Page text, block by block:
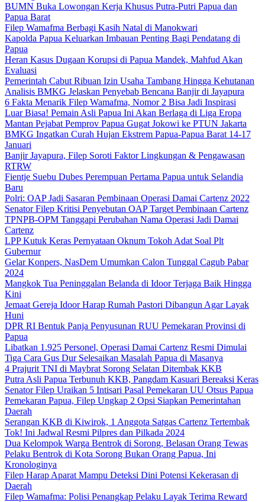
BUMN Buka Lowongan Kerja Khusus Putra-Putri Papua dan
Papua Barat
Filep Wamafma Berbagi Kasih Natal di Manokwari
Kapolda Papua Keluarkan Imbauan Penting Bagi Pendatang di
Papua
Heran Kasus Dugaan Korupsi di Papua Mandek, Mahfud Akan
Evaluasi
Pemerintah Cabut Ribuan Izin Usaha Tambang Hingga Kehutanan
Analisis BMKG Jelaskan Penyebab Bencana Banjir di Jayapura
6 Fakta Menarik Filep Wamafma, Nomor 2 Bisa Jadi Inspirasi
Luar Biasa! Pemain Asli Papua Ini Akan Berlaga di Liga Eropa
Mantan Pejabat Pemprov Papua Gugat Jokowi ke PTUN Jakarta
BMKG Ingatkan Curah Hujan Ekstrem Papua-Papua Barat 14-17
Januari
Banjir Jayapura, Filep Soroti Faktor Lingkungan & Pengawasan
RTRW
Fientje Suebu Dubes Perempuan Pertama Papua untuk Selandia
Baru
Polri: OAP Jadi Sasaran Pembinaan Operasi Damai Cartenz 2022
Senator Filep Kritisi Penyebutan OAP Target Pembinaan Cartenz
TPNPB-OPM Tanggapi Perubahan Nama Operasi Jadi Damai
Cartenz
LPP Kutuk Keras Pernyataan Oknum Tokoh Adat Soal Plt
Gubernur
Gelar Konpers, NasDem Umumkan Calon Tunggal Cagub Pabar
2024
Mangkok Tua Peninggalan Belanda di Idoor Terjaga Baik Hingga
Kini
Jemaat Gereja Idoor Harap Rumah Pastori Dibangun Agar Layak
Huni
DPR RI Bentuk Panja Penyusunan RUU Pemekaran Provinsi di
Papua
Libatkan 1.925 Personel, Operasi Damai Cartenz Resmi Dimulai
Tiga Cara Gus Dur Selesaikan Masalah Papua di Masanya
4 Prajurit TNI di Maybrat Sorong Selatan Ditembak KKB
Putra Asli Papua Terbunuh KKB, Pangdam Kasuari Bereaksi Keras
Senator Filep Uraikan 5 Intisari Pasal Pemekaran UU Otsus Papua
Pemekaran Papua, Filep Ungkap 2 Opsi Siapkan Pemerintahan
Daerah
Serangan KKB di Kiwirok, 1 Anggota Satgas Cartenz Tertembak
Tok! Ini Jadwal Resmi Pilpres dan Pilkada 2024
Dua Kelompok Warga Bentrok di Sorong, Belasan Orang Tewas
Pelaku Bentrok di Kota Sorong Bukan Orang Papua, Ini
Kronologinya
Filep Harap Aparat Mampu Deteksi Dini Potensi Kekerasan di
Daerah
Filep Wamafma: Polisi Penangkap Pelaku Layak Terima Reward